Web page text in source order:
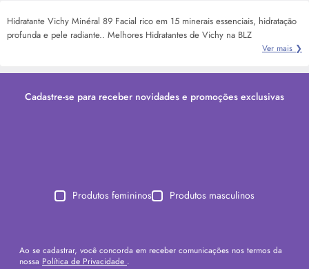
Hidratante Vichy Minéral 89 Facial rico em 15 minerais essenciais, hidratação
profunda e pele radiante.. Melhores Hidratantes de Vichy na BLZ
Ver mais ❯
Cadastre-se para receber novidades e promoções exclusivas
Produtos femininos Produtos masculinos
Ao se cadastrar, você concorda em receber comunicações nos termos da
nossa Política de Privacidade .